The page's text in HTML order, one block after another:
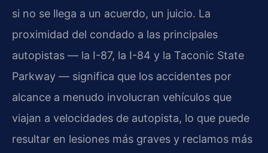
si no se llega a un acuerdo, un juicio. La
proximidad del condado a las principales
autopistas — la I-87, la I-84 y la Taconic State
Parkway — significa que los accidentes por
alcance a menudo involucran vehículos que
viajan a velocidades de autopista, lo que puede
resultar en lesiones más graves y reclamos más